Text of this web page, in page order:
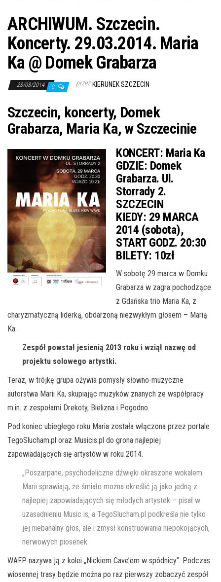
ARCHIWUM. Szczecin.
Koncerty. 29.03.2014. Maria
Ka @ Domek Grabarza
23/03/2014 0 przez KIERUNEK SZCZECIN
Szczecin, koncerty, Domek
Grabarza, Maria Ka, w Szczecinie
KONCERT: Maria Ka
GDZIE: Domek
Grabarza. Ul.
Storrady 2.
SZCZECIN
KIEDY: 29 MARCA
2014 (sobota),
START GODZ. 20:30
BILETY: 10zł
W sobotę 29 marca w Domku
Grabarza w zagra pochodzące
z Gdańska trio Maria Ka, z
charyzmatyczną liderką, obdarzoną niezwykłym głosem – Marią
Ka.
Zespół powstał jesienią 2013 roku i wziął nazwę od
projektu solowego artystki.
Teraz, w trójkę grupa ożywia pomysły słowno-muzyczne
autorstwa Marii Ka, skupiając muzyków znanych ze współpracy
m.in. z zespołami Drekoty, Bielizna i Pogodno.
Pod koniec ubiegłego roku Maria została włączona przez portale
TegoSlucham.pl oraz Musicis.pl do grona najlepiej
zapowiadających się artystów w roku 2014.
„Poszarpane, psychodeliczne dźwięki okraszone wokalem
Marii sprawiają, że śmiało można określić ją jako jedną z
najlepiej zapowiadających się młodych artystek – pisał w
uzasadnieniu Music is, a TegoSlucham.pl podkreśla nie tylko
jej niebanalny głos, ale i zmysł konstruowania niepokojących,
nerwowych piosenek.
WAFP nazywa ją z kolei „Nickiem Cave’em w spódnicy”. Podczas
wiosennej trasy będzie można po raz pierwszy zobaczyć zespół